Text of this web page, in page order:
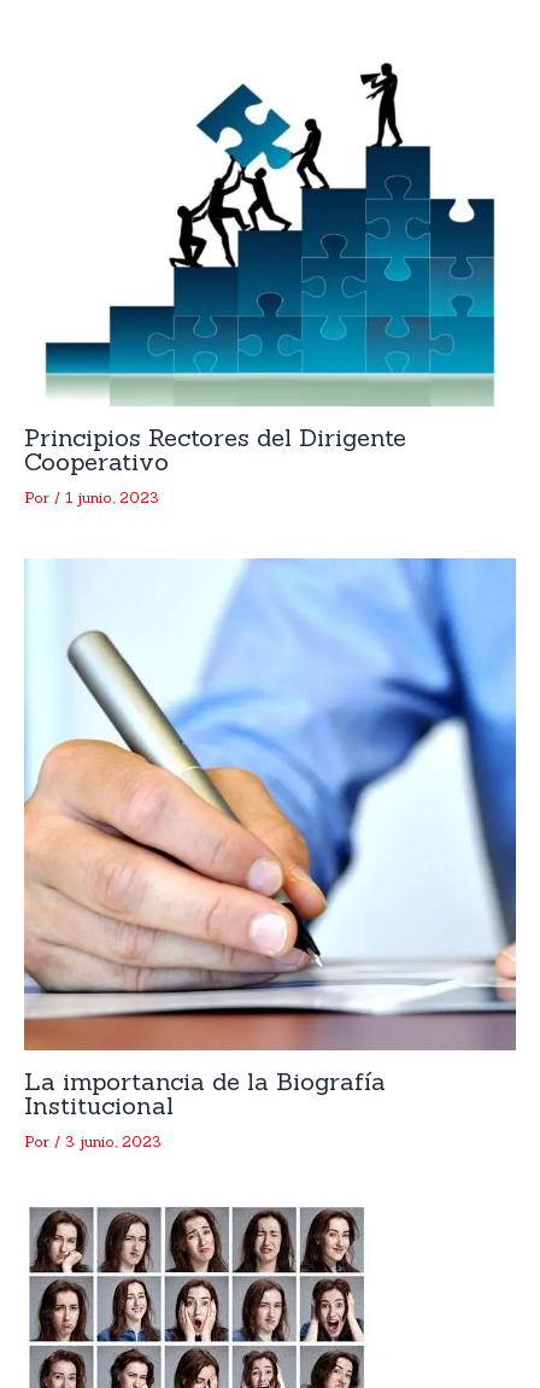
Principios Rectores del Dirigente
Cooperativo
Por / 1 junio, 2023
La importancia de la Biografía
Institucional
Por / 3 junio, 2023